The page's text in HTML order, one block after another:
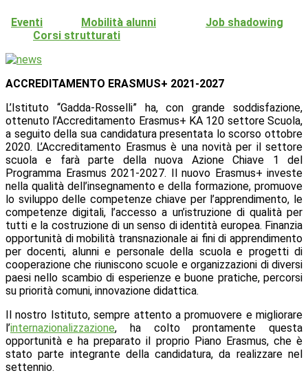
Eventi Mobilità alunni
Job shadowing
Corsi strutturati
ACCREDITAMENTO ERASMUS+ 2021-2027
L’Istituto “Gadda-Rosselli” ha, con grande soddisfazione,
ottenuto l’Accreditamento Erasmus+ KA 120 settore Scuola,
a seguito della sua candidatura presentata lo scorso ottobre
2020. L’Accreditamento Erasmus è una novità per il settore
scuola e farà parte della nuova Azione Chiave 1 del
Programma Erasmus 2021-2027. Il nuovo Erasmus+ investe
nella qualità dell’insegnamento e della formazione, promuove
lo sviluppo delle competenze chiave per l’apprendimento, le
competenze digitali, l’accesso a un’istruzione di qualità per
tutti e la costruzione di un senso di identità europea. Finanzia
opportunità di mobilità transnazionale ai fini di apprendimento
per docenti, alunni e personale della scuola e progetti di
cooperazione che riuniscono scuole e organizzazioni di diversi
paesi nello scambio di esperienze e buone pratiche, percorsi
su priorità comuni, innovazione didattica.
Il nostro Istituto, sempre attento a promuovere e migliorare
l’internazionalizzazione, ha colto prontamente questa
opportunità e ha preparato il proprio Piano Erasmus, che è
stato parte integrante della candidatura, da realizzare nel
settennio.